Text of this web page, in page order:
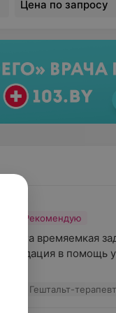
является
Цена по запросу
Рекомендую
времяемкая
в помощь
• Гештальт-терапевт